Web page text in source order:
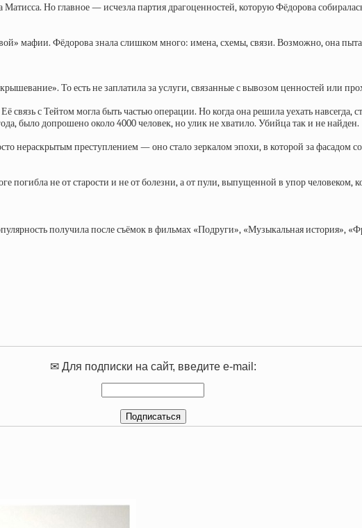
Матисса. Но главное — исчезла партия драгоценностей, которую Фёдорова
мафии. Фёдорова знала слишком много: имена, схемы, связи. Возможно, она
То есть не заплатила за услуги, связанные с вывозом ценностей или
связь с Тейтом могла быть частью операции. Но когда она решила уехать
было допрошено около 4000 человек, но улик не хватило. Убийца так и не найден.
нераскрытым преступлением — оно стало зеркалом эпохи, в которой за фасадом
погибла не от старости и не от болезни, а от пули, выпущенной в упор человеком,
получила после съёмок в фильмах «Подруги», «Музыкальная история»,
✉ Для подписки на сайт, введите e-mail: